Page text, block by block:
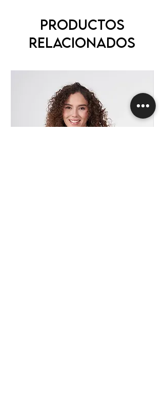
Productos
relacionados